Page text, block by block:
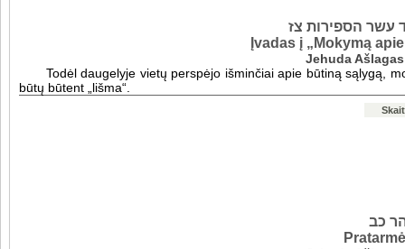
עשר הספירות צז
Įvadas į „Mokymą
Jehuda
Todėl daugelyje vietų perspėjo išminčiai apie būtiną sąlygą,
būtų būtent „lišma“.
כב